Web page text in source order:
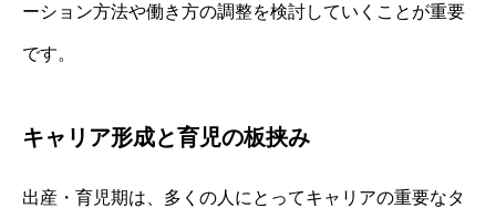
ーション方法や働き方の調整を検討していくことが重要
です。
キャリア形成と育児の板挟み
出産・育児期は、多くの人にとってキャリアの重要なタ